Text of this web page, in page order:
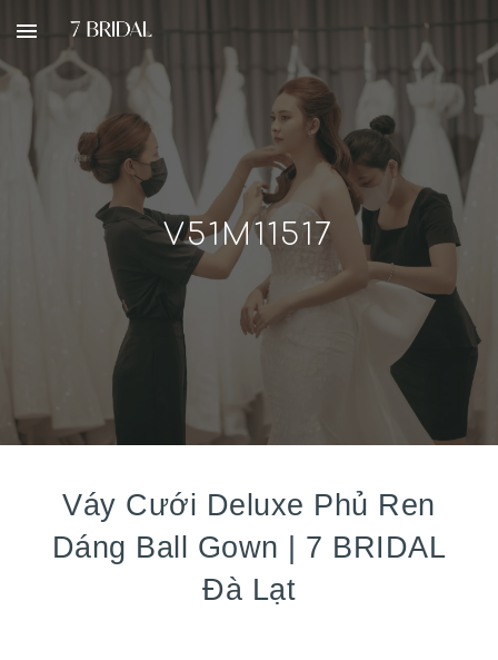
Skip to main content Skip to navigation
V51M11517
Váy Cưới Deluxe Phủ Ren
Dáng Ball Gown | 7 BRIDAL
Đà Lạt